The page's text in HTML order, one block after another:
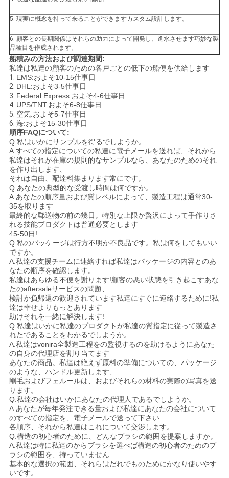
5. 現実に概念を持って来ることができますカスタム設計します。
6. 顧客との長期関係はそれらの助力によって開発し、進水させます巧妙な製
品種目を作成されます。
船積みの方法および調達期間:
私達は私達の顧客のための各戸ごとの低下の船便を供給します
1. EMS:およそ10-15仕事日
2. DHL:およそ3-5仕事日
3. Federal Express:およそ4-6仕事日
4. UPS/TNT:およそ6-8仕事日
5. 空気:およそ5-7仕事日
6. 海:およそ15-30仕事日
順序FAQについて:
Q.私はいかにサンプルを得るでしようか。
A.すべての指定についての私達に電子メールを送れば、それから
私達はそれが在庫の規則的なサンプルなら、あなたのためのそれ
を作り出します、
それは自由、配達料集まります常にです。
Q.あなたの典型的な受渡し時間は何ですか。
A.あなたの順序量および質レベルによって、製造工程は通常30-
35を取ります
最終的な郵送物の前の幾日。特別な上限か贅沢によって手作りさ
れる技能プロダクトは普通必要とします
45-50日!
Q.私のパッケージは行方不明か不良品です。私は何をしてもいい
ですか。
A.私達の支援チームに連絡すれば私達はパッケージの内容とのあ
なたの順序を確認します。
私達はあらゆる不便を謝ります!顧客の悪い状態を引き起こすあな
たのaftersaleサービスの問題、
検討か負帰還の歓迎されています私達にすぐに連絡するために!私
達は幸せよりもっとあります
助けそれを一緒に解決します!
Q.私達はいかに私達のプロダクトが私達の質指定に従って製造さ
れたであることをわかるでしようか。
A.私達はvonira全製造工程をの監視するのを助けるようにあなた
の自身の代理店を割り当てます
あなたの商品。私達は絶えず原料の準備についての、パッケージ
のような、ハンドル更新します、
剛毛およびフェルールは、およびそれらの材料の実際の写真を送
ります。
Q.私達の会社はいかにあなたの代理人であるでしようか。
A.あなたが毎年発注できる量および私達にあなたの会社について
のすべての指定を、電子メールで送って下さい
各順序、それから私達はこれについて交渉します。
Q.構造の初心者のために、どんなブラシの範囲を提案しますか。
A.私達は特に私達のからブラシを選べば構造の初心者のためのブ
ラシの範囲を、持っていません
基本的な選択の範囲、それらはだれでものためにかなり使いやす
いです。